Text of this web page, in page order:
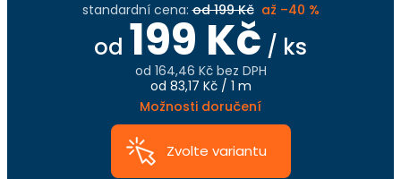
Zvolte variantu
standardní cena: od 199 Kč až –40 %
od 199 Kč / ks
od 164,46 Kčbez DPH
Měrná
cena:
od 83,17 Kč / 1 m
Možnosti doručení